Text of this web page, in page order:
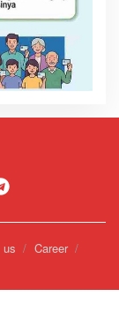
us
Career